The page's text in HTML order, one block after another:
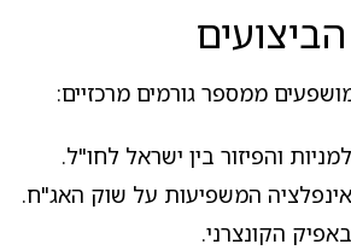
הביצועים
ממספר גורמים מרכזיים:
והפיזור בין ישראל לחו"ל.
המשפיעות על שוק האג"ח.
הקונצרני.